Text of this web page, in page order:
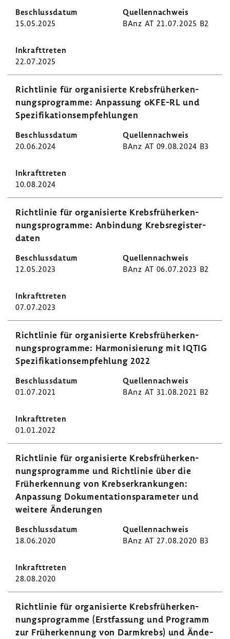
tie­
renden
15.05.2025 BAnz AT 21.07.2025 B2
22.07.2025
Richt­linie für orga­ni­sierte Krebs­früh­erken­
nungs­pro­gramme: Anpas­sung oKFE-RL und
Spezi­fi­ka­ti­ons­emp­feh­lungen
20.06.2024 BAnz AT 09.08.2024 B3
10.08.2024
Richt­linie für orga­ni­sierte Krebs­früh­erken­
nungs­pro­gramme: Anbin­dung Krebs­re­gis­ter­
daten
12.05.2023 BAnz AT 06.07.2023 B2
07.07.2023
Richt­linie für orga­ni­sierte Krebs­früh­erken­
nungs­pro­gramme: Harmo­ni­sie­rung mit IQTIG
Spezi­fi­ka­ti­ons­emp­feh­lung 2022
01.07.2021 BAnz AT 31.08.2021 B2
01.01.2022
Richt­linie für orga­ni­sierte Krebs­früh­erken­
nungs­pro­gramme und Richt­linie über die
Früh­erken­nung von Krebs­er­kran­kungen:
Anpas­sung Doku­men­ta­ti­ons­pa­ra­meter und
weitere Ände­rungen
18.06.2020 BAnz AT 27.08.2020 B3
28.08.2020
Richt­linie für orga­ni­sierte Krebs­früh­erken­
nungs­pro­gramme (Erst­fas­sung und Programm
zur Früh­erken­nung von Darm­krebs) und Ände­